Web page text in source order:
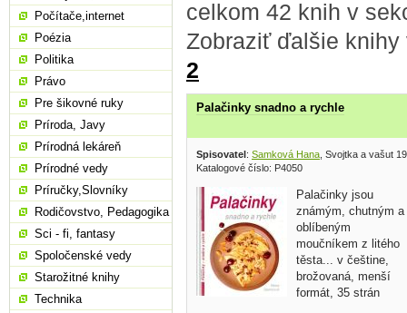
celkom 42 knih v
Zobraziť ďalšie
2
Palačinky snadno a rychle
Spisovatel: Samková Hana , Svojtka a vašut
Katalogové číslo: P4050
Palačinky jsou
známým, chutným a
oblíbeným
moučníkem z litého
těsta... v češtine,
brožovaná, menší
formát, 35 strán
Počítače,internet
Poézia
Politika
Právo
Pre šikovné ruky
Príroda, Javy
Prírodná lekáreň
Prírodné vedy
Príručky,Slovníky
Rodičovstvo, Pedagogika
Sci - fi, fantasy
Spoločenské vedy
Starožitné knihy
Technika